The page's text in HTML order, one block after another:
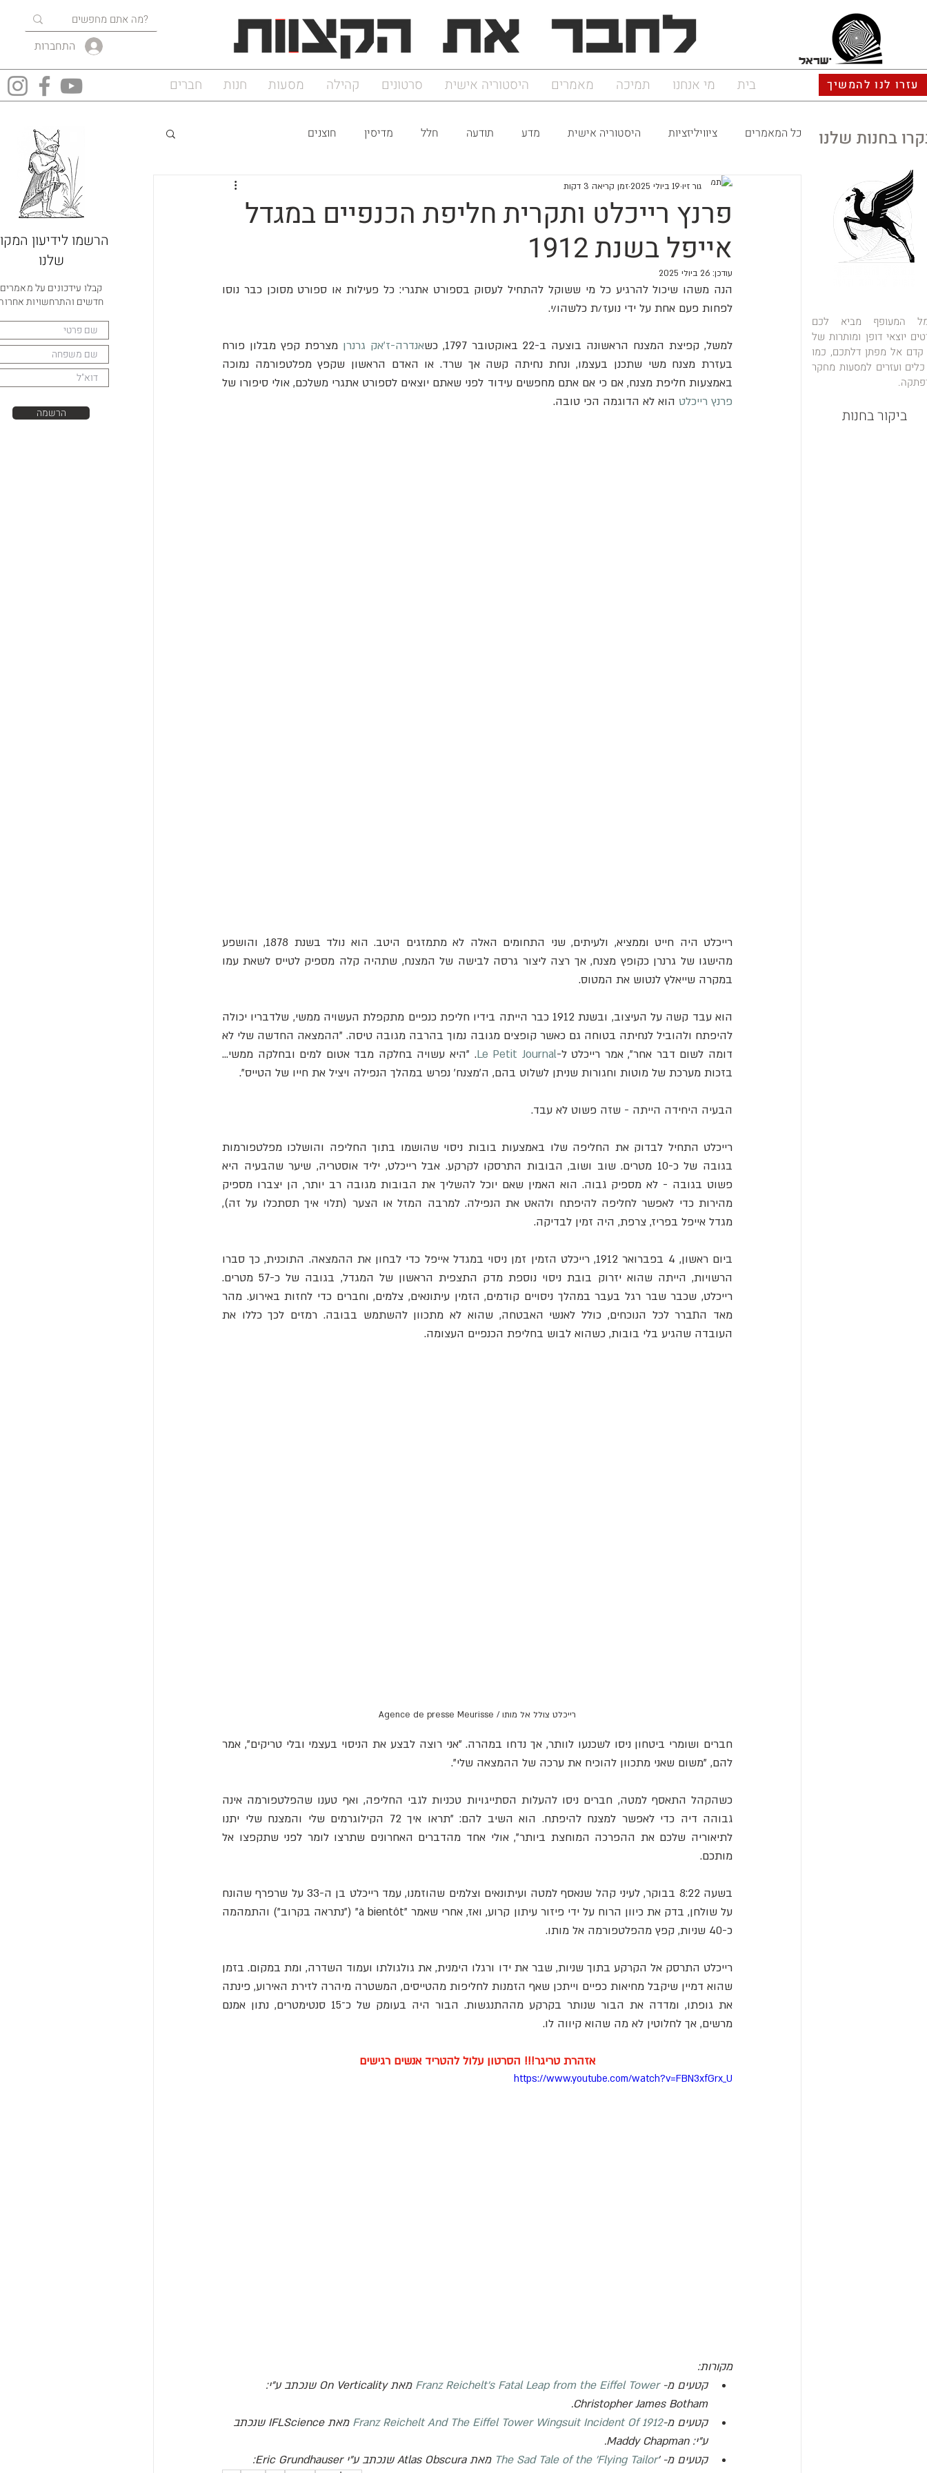
התחברות
ישראל
עזרו לנו להמשיך בית מי אנחנו תמיכה מאמרים היסטוריה אישית סרטונים קהילה מסעות חנות חברים
הרשמו לידיעון
שלנו
קבלו עידכונים על מאמרים
חדשים והתרחשויות
הרשמה
כל המאמרים ציוויליזציות היסטוריה אישית מדע תודעה חלל מדיסין חוצנים
פרנץ רייכלט ותקרית חליפת הכנפיים במגדל
אייפל בשנת 1912
גור זיו 19 ביולי 2025 זמן קריאה 3 דקות
עודכן: 26 ביולי 2025
לפחות פעם אחת על ידי נועז/ת כלשהו/י.
למשל, קפיצת המצנח הראשונה בוצעה ב-22 באוקטובר 1797, כש אנדרה-ז'אק גרנרן
באמצעות חליפת מצנח, אם כי אם אתם מחפשים עידוד לפני שאתם יוצאים לספורט אתגרי משלכם, אולי סיפורו של
פרנץ רייכלט הוא לא הדוגמה הכי טובה.
במקרה שייאלץ לנטוש את המטוס.
דומה לשום דבר אחר", אמר רייכלט ל-Le Petit Journal
בזכות מערכת של מוטות וחגורות שניתן לשלוט בהם, ה'מצנח' נפרש במהלך הנפילה ויציל את חייו של הטייס".
הבעיה היחידה הייתה - שזה פשוט לא עבד.
מגדל אייפל בפריז, צרפת, היה זמין לבדיקה.
העובדה שהגיע בלי בובות, כשהוא לבוש בחליפת הכנפיים העצומה.
רייכלט צולל אל מותו / Agence de presse Meurisse
להם, "משום שאני מתכוון להוכיח את ערכה של ההמצאה שלי".
מותכם.
כ-40 שניות, קפץ מהפלטפורמה אל מותו.
מרשים, אך לחלוטין לא מה שהוא קיווה לו.
אזהרת טריגר!!! הסרטון עלול להטריד אנשים רגישים
https://www.youtube.com/watch?v=FBN3xfGrx_U
מקורות:
קטעים מ- Franz Reichelt’s Fatal Leap from the Eiffel Tower מאת On Verticality שנכתב ע"י:
Christopher James Botham
.
קטעים מ-Franz Reichelt And The Eiffel Tower Wingsuit Incident Of 1912
מאת IFLScience שנכתב
ע"י: Maddy Chapman
.
קטעים מ- '
The Sad Tale of the 'Flying Tailor מאת Atlas Obscura שנכתב ע"י Eric Grundhauser
:
בחנות שלנו
המעופף מביא לכם
יוצאי דופן ומותרות של
קדם אל מפתן דלתכם, כמו
ועזרים למסעות מחקר
ביקור בחנות